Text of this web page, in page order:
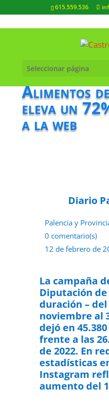
615.559.536
Seleccionar página
Alimentos
eleva un
a la web
Diario
Palencia y
0 comentario(s)
12 de febrero de
La campaña
Diputación de
duración – del
noviembre al
dejó en
frente a las
de 2022. En
estadísticas
Instagram
aumento del